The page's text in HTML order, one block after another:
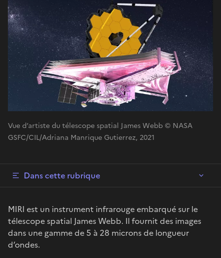
Vue d’artiste du télescope spatial James Webb © NASA
GSFC/CIL/Adriana Manrique Gutierrez, 2021
Dans cette rubrique
MIRI est un instrument infrarouge embarqué sur le
télescope spatial James Webb. Il fournit des images
dans une gamme de 5 à 28 microns de longueur
d’ondes.